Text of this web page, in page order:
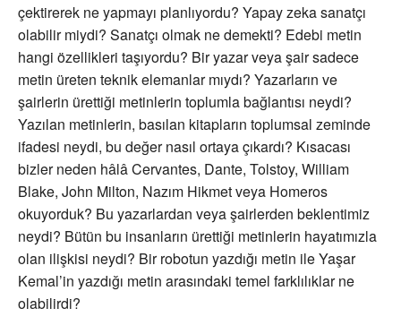
çektirerek ne yapmayı planlıyordu? Yapay zeka sanatçı
olabilir miydi? Sanatçı olmak ne demekti? Edebi metin
hangi özellikleri taşıyordu? Bir yazar veya şair sadece
metin üreten teknik elemanlar mıydı? Yazarların ve
şairlerin ürettiği metinlerin toplumla bağlantısı neydi?
Yazılan metinlerin, basılan kitapların toplumsal zeminde
ifadesi neydi, bu değer nasıl ortaya çıkardı? Kısacası
bizler neden hâlâ Cervantes, Dante, Tolstoy, William
Blake, John Milton, Nazım Hikmet veya Homeros
okuyorduk? Bu yazarlardan veya şairlerden beklentimiz
neydi? Bütün bu insanların ürettiği metinlerin hayatımızla
olan ilişkisi neydi? Bir robotun yazdığı metin ile Yaşar
Kemal’in yazdığı metin arasındaki temel farklılıklar ne
olabilirdi?